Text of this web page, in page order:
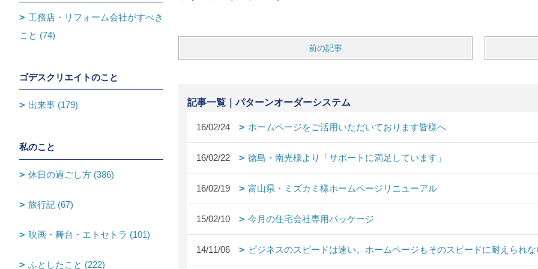
前の記事
記事一覧｜パターンオーダーシステム
16/02/24 ホームページをご活用いただいております皆様へ
16/02/22 徳島・南光様より「サポートに満足しています」
16/02/19 富山県・ミズカミ様ホームページリニューアル
15/02/10 今月の住宅会社専用パッケージ
14/11/06 ビジネスのスピードは速い。ホームページもそのスピードに耐えられな
工務店・リフォーム会社がすべき
こと (74)
ゴデスクリエイトのこと
出来事 (179)
私のこと
休日の過ごし方 (386)
旅行記 (67)
映画・舞台・エトセトラ (101)
ふとしたこと (222)